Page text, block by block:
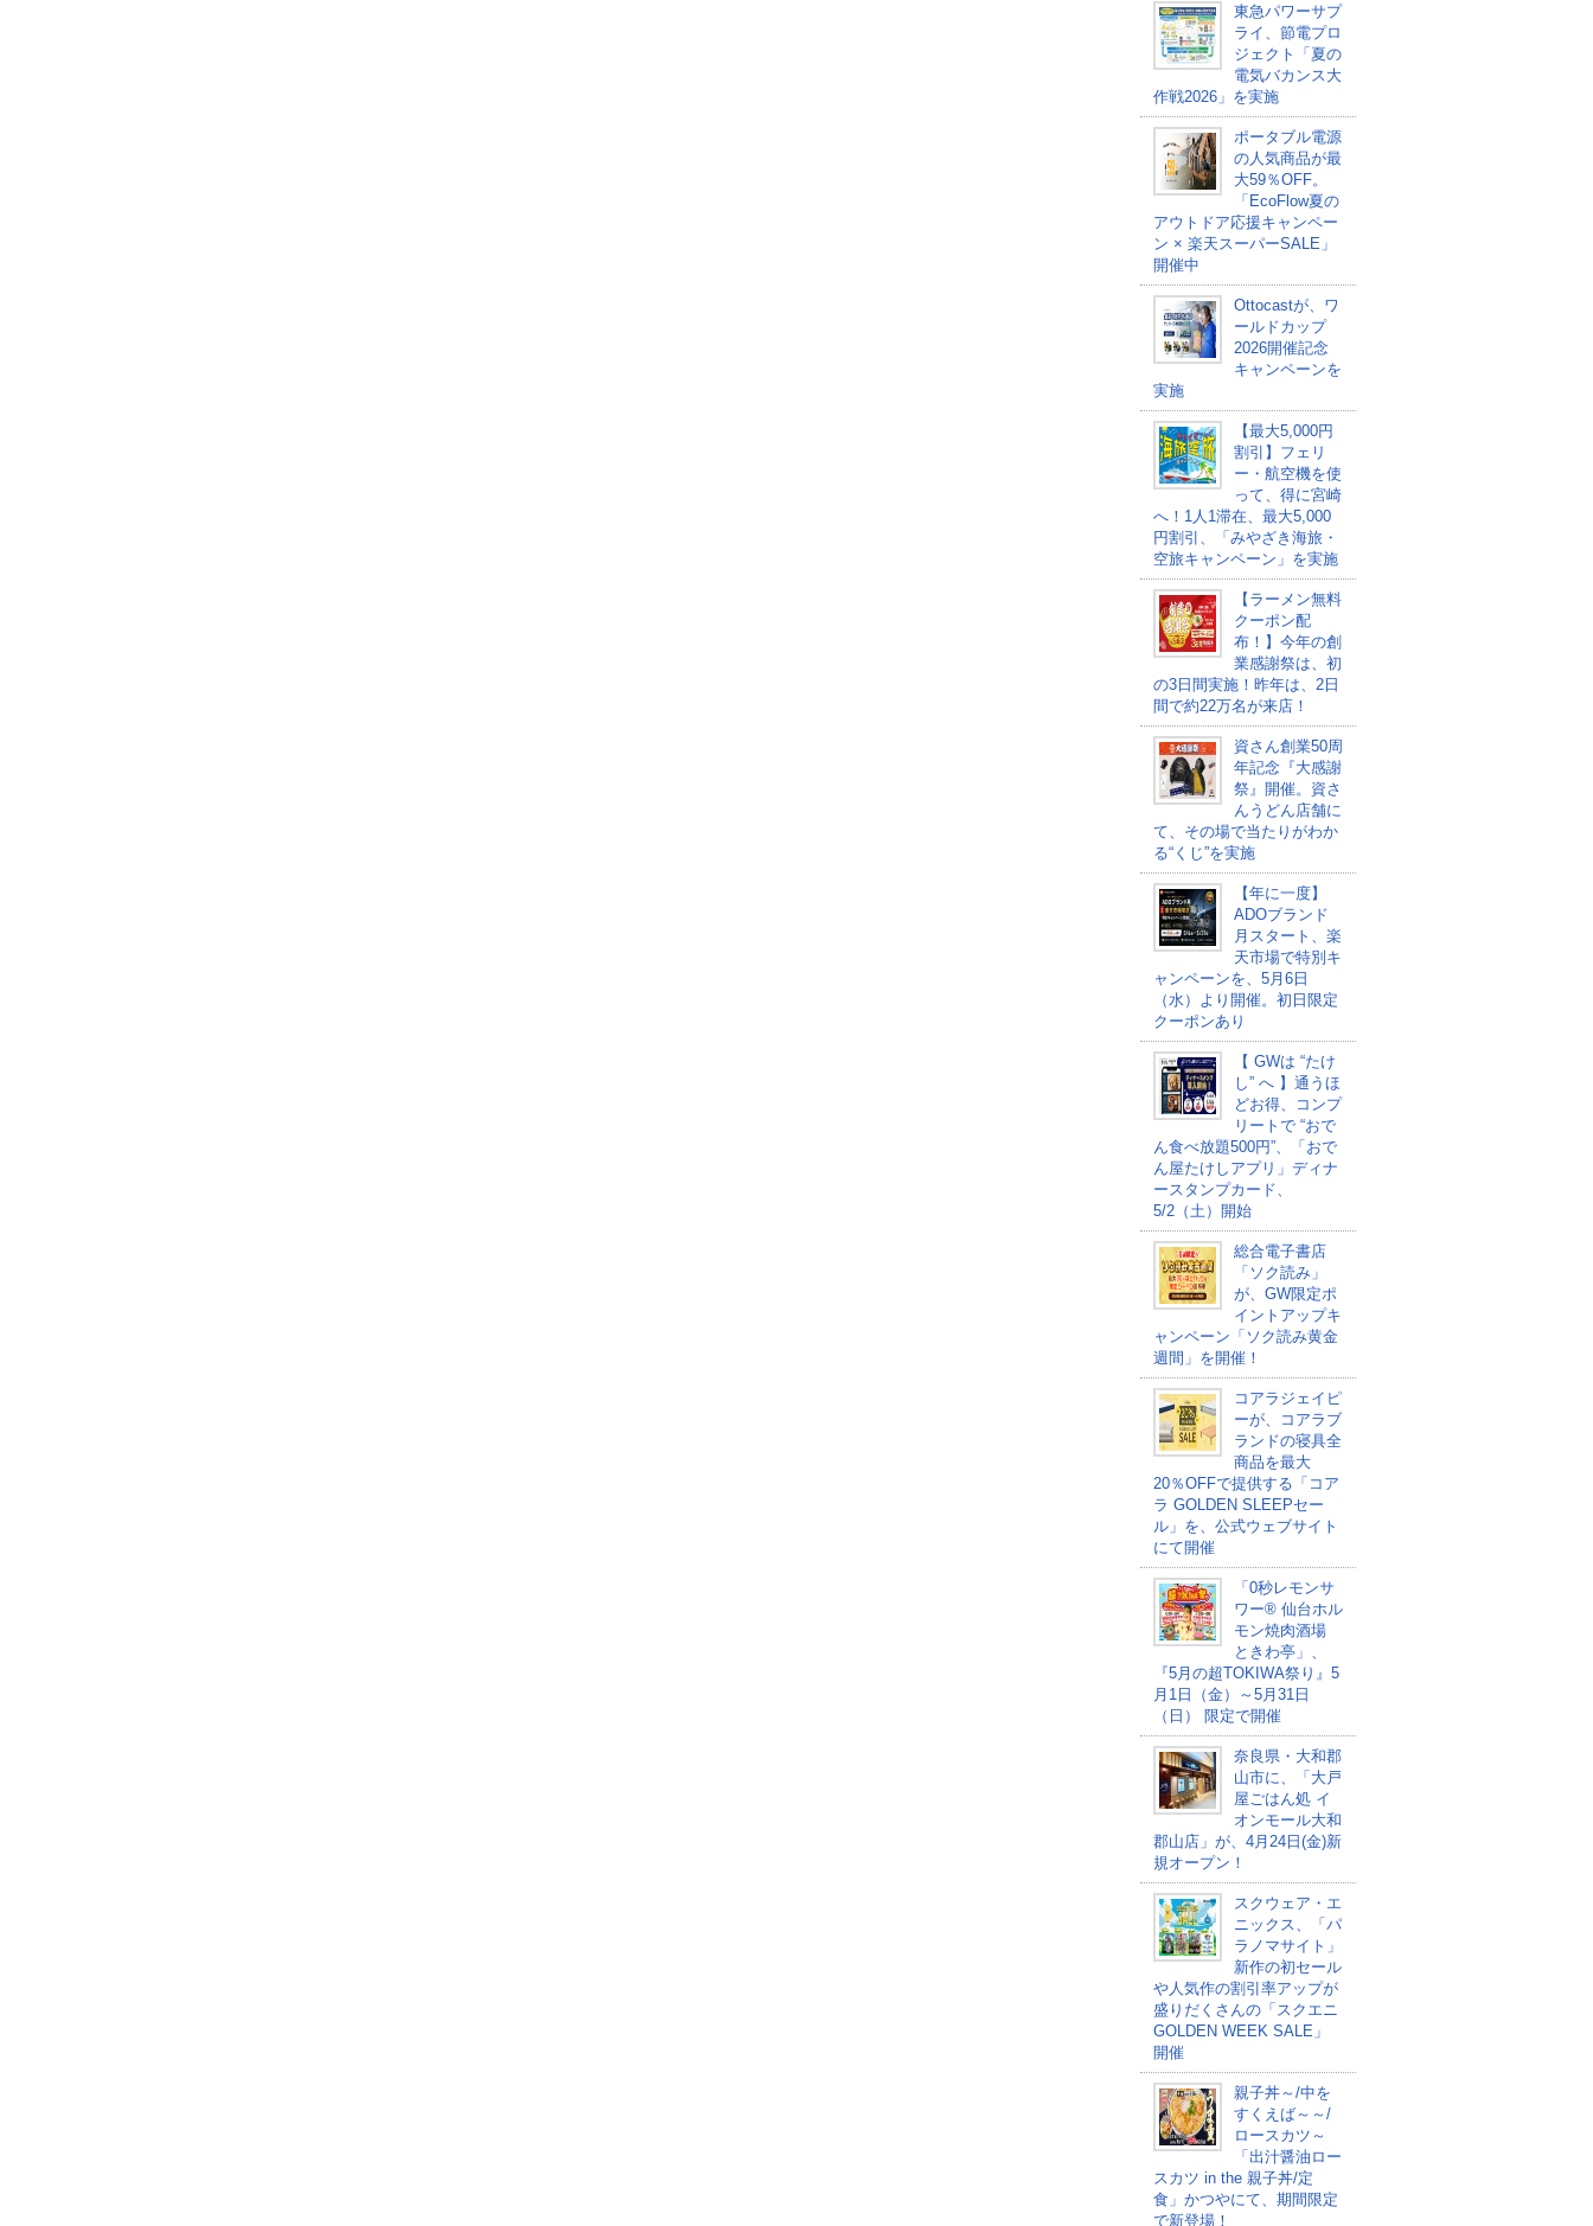
東急パワーサプ
ライ、節電プロ
ジェクト「夏の
電気バカンス大
作戦2026」を実施
ポータブル電源
の人気商品が最
大59％OFF。
「EcoFlow夏の
アウトドア応援キャンペー
ン × 楽天スーパーSALE」
開催中
Ottocastが、ワ
ールドカップ
2026開催記念
キャンペーンを
実施
【最大5,000円
割引】フェリ
ー・航空機を使
って、得に宮崎
へ！1人1滞在、最大5,000
円割引、「みやざき海旅・
空旅キャンペーン」を実施
【ラーメン無料
クーポン配
布！】今年の創
業感謝祭は、初
の3日間実施！昨年は、2日
間で約22万名が来店！
資さん創業50周
年記念『大感謝
祭』開催。資さ
んうどん店舗に
て、その場で当たりがわか
る“くじ”を実施
【年に一度】
ADOブランド
月スタート、楽
天市場で特別キ
ャンペーンを、5月6日
（水）より開催。初日限定
クーポンあり
【 GWは “たけ
し” へ 】通うほ
どお得、コンプ
リートで “おで
ん食べ放題500円”、「おで
ん屋たけしアプリ」ディナ
ースタンプカード、
5/2（土）開始
総合電子書店
「ソク読み」
が、GW限定ポ
イントアップキ
ャンペーン「ソク読み黄金
週間」を開催！
コアラジェイピ
ーが、コアラブ
ランドの寝具全
商品を最大
20％OFFで提供する「コア
ラ GOLDEN SLEEPセー
ル」を、公式ウェブサイト
にて開催
「0秒レモンサ
ワー® 仙台ホル
モン焼肉酒場
ときわ亭」、
『5月の超TOKIWA祭り』5
月1日（金）～5月31日
（日） 限定で開催
奈良県・大和郡
山市に、「大戸
屋ごはん処 イ
オンモール大和
郡山店」が、4月24日(金)新
規オープン！
スクウェア・エ
ニックス、「パ
ラノマサイト」
新作の初セール
や人気作の割引率アップが
盛りだくさんの「スクエニ
GOLDEN WEEK SALE」
開催
親子丼～/中を
すくえば～～/
ロースカツ～
「出汁醤油ロー
スカツ in the 親子丼/定
食」かつやにて、期間限定
で新登場！